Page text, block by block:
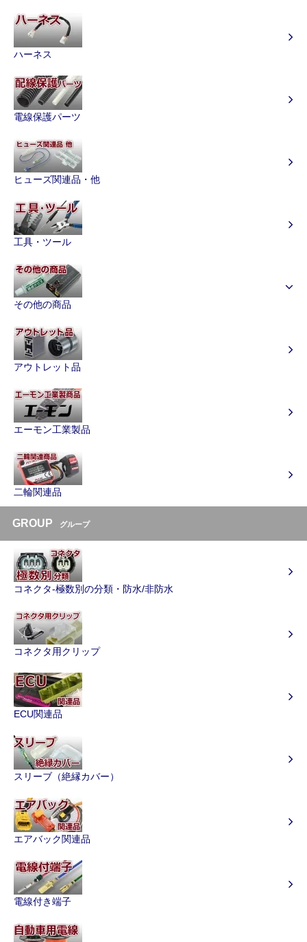
ハーネス
電線保護パーツ
ヒューズ関連品・他
工具・ツール
その他の商品
アウトレット品
エーモン工業製品
二輪関連品
GROUP グループ
コネクタ-極数別の分類・防水/非防水
コネクタ用クリップ
ECU関連品
スリーブ（絶縁カバー）
エアバック関連品
電線付き端子